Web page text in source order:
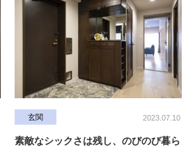
玄関 2023.07.10
素敵なシックさは残し、のびのび暮ら